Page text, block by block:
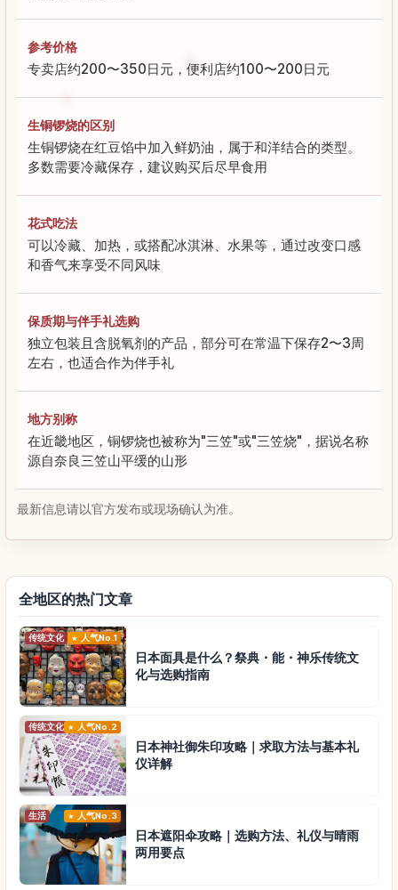
参考价格
专卖店约200〜350日元，便利店约100〜200日元
生铜锣烧的区别
生铜锣烧在红豆馅中加入鲜奶油，属于和洋结合的类型。
多数需要冷藏保存，建议购买后尽早食用
花式吃法
可以冷藏、加热，或搭配冰淇淋、水果等，通过改变口感
和香气来享受不同风味
保质期与伴手礼选购
独立包装且含脱氧剂的产品，部分可在常温下保存2〜3周
左右，也适合作为伴手礼
地方别称
在近畿地区，铜锣烧也被称为"三笠"或"三笠烧"，据说名称
源自奈良三笠山平缓的山形
最新信息请以官方发布或现场确认为准。
全地区的热门文章
传统文化 人气No.1
日本面具是什么？祭典・能・神乐传统文
化与选购指南
传统文化 人气No.2
日本神社御朱印攻略｜求取方法与基本礼
仪详解
生活 人气No.3
日本遮阳伞攻略｜选购方法、礼仪与晴雨
两用要点